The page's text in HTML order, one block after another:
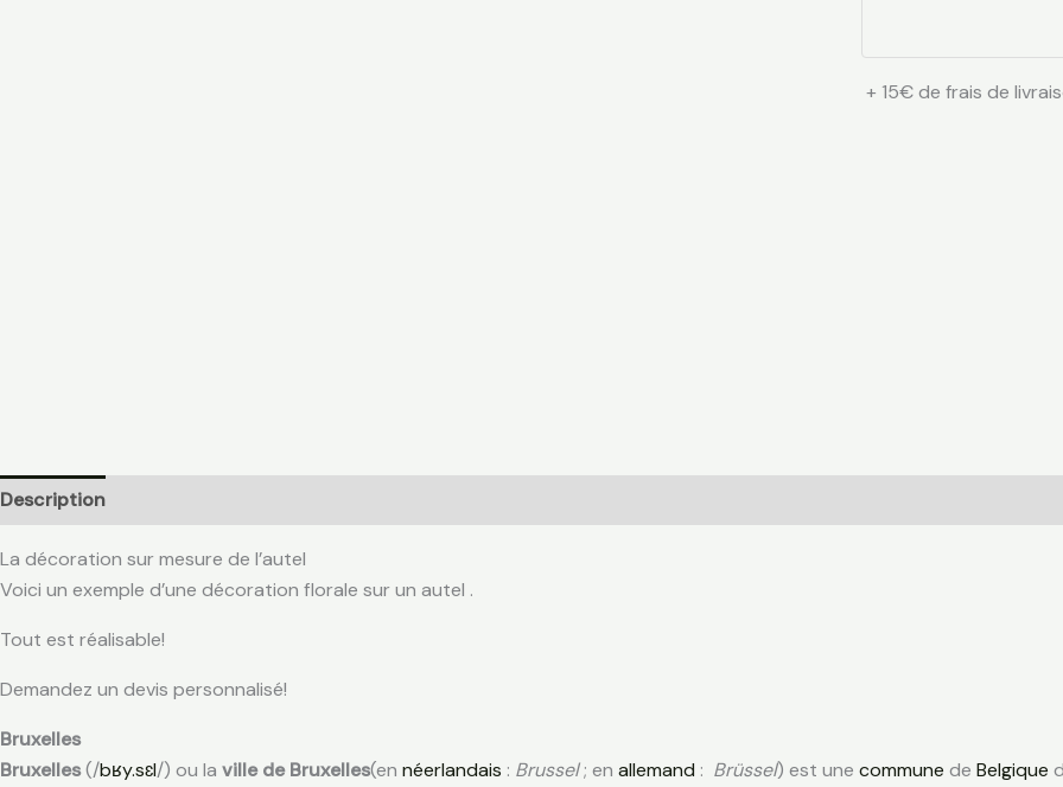
+ 15€ de frais de
Description
La décoration sur mesure de l’autel
Voici un exemple d’une décoration florale sur un autel .
Tout est réalisable!
Demandez un devis personnalisé!
Bruxelles
Bruxelles(/bʁy.sɛl/) ou la ville de Bruxelles(en néerlandais : Brussel; en allemand : Brüssel) est une commune de Belgique